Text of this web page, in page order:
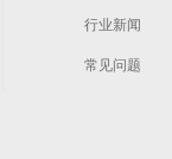
行业新闻
常见问题